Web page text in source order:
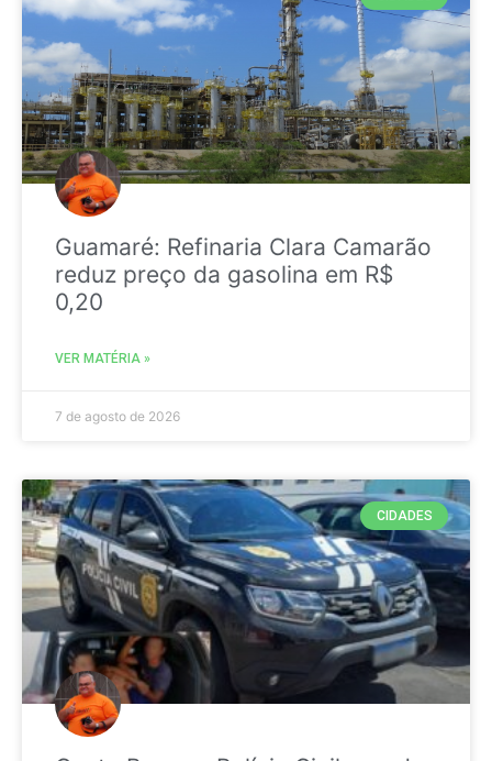
Guamaré: Refinaria Clara Camarão
reduz preço da gasolina em R$
0,20
VER MATÉRIA »
7 de agosto de 2026
CIDADES